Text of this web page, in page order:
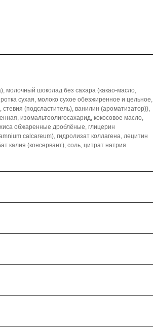
молочный шоколад без сахара (какао-масло,
сухая, молоко сухое обезжиренное и цельное,
(подсластитель), ванилин (ароматизатор)),
изомальтоолигосахарид, кокосовое масло,
обжаренные дроблёные, глицерин
calcareum), гидролизат коллагена, лецитин
калия (консервант), соль, цитрат натрия